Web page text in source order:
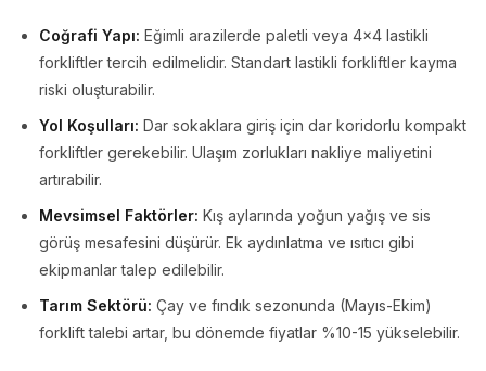
Coğrafi Yapı: Eğimli arazilerde paletli veya 4x4 lastikli
forkliftler tercih edilmelidir. Standart lastikli forkliftler kayma
riski oluşturabilir.
Yol Koşulları: Dar sokaklara giriş için dar koridorlu kompakt
forkliftler gerekebilir. Ulaşım zorlukları nakliye maliyetini
artırabilir.
Mevsimsel Faktörler: Kış aylarında yoğun yağış ve sis
görüş mesafesini düşürür. Ek aydınlatma ve ısıtıcı gibi
ekipmanlar talep edilebilir.
Tarım Sektörü: Çay ve fındık sezonunda (Mayıs-Ekim)
forklift talebi artar, bu dönemde fiyatlar %10-15 yükselebilir.